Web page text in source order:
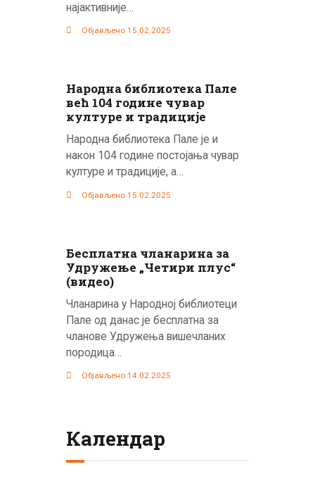
најактивније…
Објављено 15.02.2025
Народна библиотека Пале
већ 104 године чувар
културе и традиције
Народна библиотека Пале је и
након 104 године постојања чувар
културе и традиције, а…
Објављено 15.02.2025
Бесплатна чланарина за
Удружење „Четири плус“
(видео)
Чланарина у Народној библиотеци
Пале од данас је бесплатна за
чланове Удружења вишечланих
породица…
Објављено 14.02.2025
Календар